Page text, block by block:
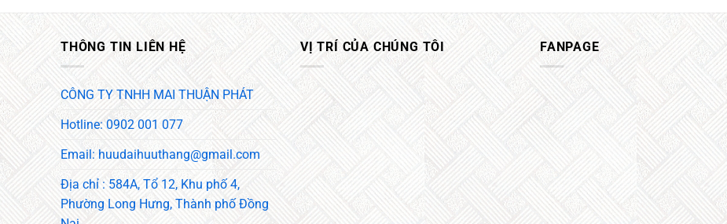
THÔNG TIN LIÊN HỆ
CÔNG TY TNHH MAI THUẬN PHÁT
Hotline: 0902 001 077
Email: huudaihuuthang@gmail.com
Địa chỉ : 584A, Tổ 12, Khu phố 4,
Phường Long Hưng, Thành phố Đồng
VỊ TRÍ CỦA CHÚNG TÔI FANPAGE